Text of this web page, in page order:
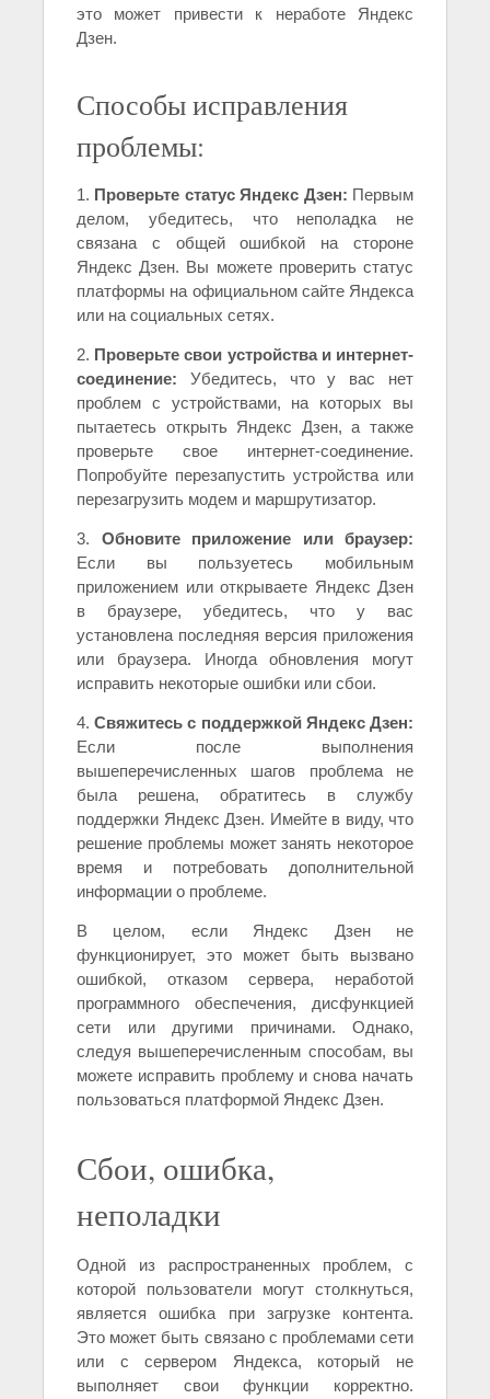
это может привести к неработе Яндекс
Дзен.
Способы исправления
проблемы:
1. Проверьте статус Яндекс Дзен: Первым
делом, убедитесь, что неполадка не
связана с общей ошибкой на стороне
Яндекс Дзен. Вы можете проверить статус
платформы на официальном сайте Яндекса
или на социальных сетях.
2. Проверьте свои устройства и интернет-
соединение: Убедитесь, что у вас нет
проблем с устройствами, на которых вы
пытаетесь открыть Яндекс Дзен, а также
проверьте свое интернет-соединение.
Попробуйте перезапустить устройства или
перезагрузить модем и маршрутизатор.
3. Обновите приложение или браузер:
Если вы пользуетесь мобильным
приложением или открываете Яндекс Дзен
в браузере, убедитесь, что у вас
установлена последняя версия приложения
или браузера. Иногда обновления могут
исправить некоторые ошибки или сбои.
4.Свяжитесь с поддержкой Яндекс Дзен:
Если после выполнения
вышеперечисленных шагов проблема не
была решена, обратитесь в службу
поддержки Яндекс Дзен. Имейте в виду, что
решение проблемы может занять некоторое
время и потребовать дополнительной
информации о проблеме.
В целом, если Яндекс Дзен не
функционирует, это может быть вызвано
ошибкой, отказом сервера, неработой
программного обеспечения, дисфункцией
сети или другими причинами. Однако,
следуя вышеперечисленным способам, вы
можете исправить проблему и снова начать
пользоваться платформой Яндекс Дзен.
Сбои, ошибка,
неполадки
Одной из распространенных проблем, с
которой пользователи могут столкнуться,
является ошибка при загрузке контента.
Это может быть связано с проблемами сети
или с сервером Яндекса, который не
выполняет свои функции корректно.